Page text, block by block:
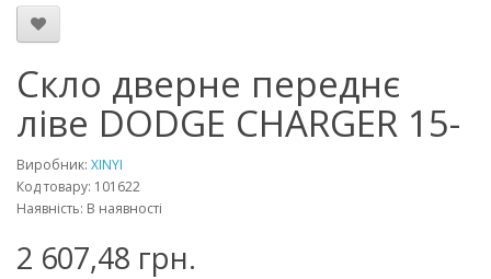
Скло дверне переднє
ліве DODGE CHARGER 15-
Виробник: XINYI
Код товару: 101622
Наявність: В наявності
2 607,48 грн.